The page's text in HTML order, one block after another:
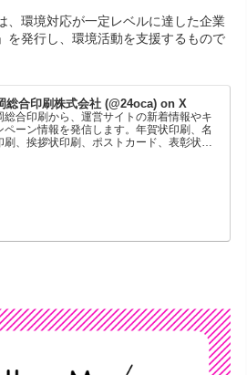
、環境対応が一定レベルに達した企業
を発行し、環境活動を支援するもので
総合印刷株式会社 (@24oca) on X
総合印刷から、運営サイトの新着情報やキ
ペーン情報を発信します。年賀状印刷、名
刷、挨拶状印刷、ポストカード、表彰状印